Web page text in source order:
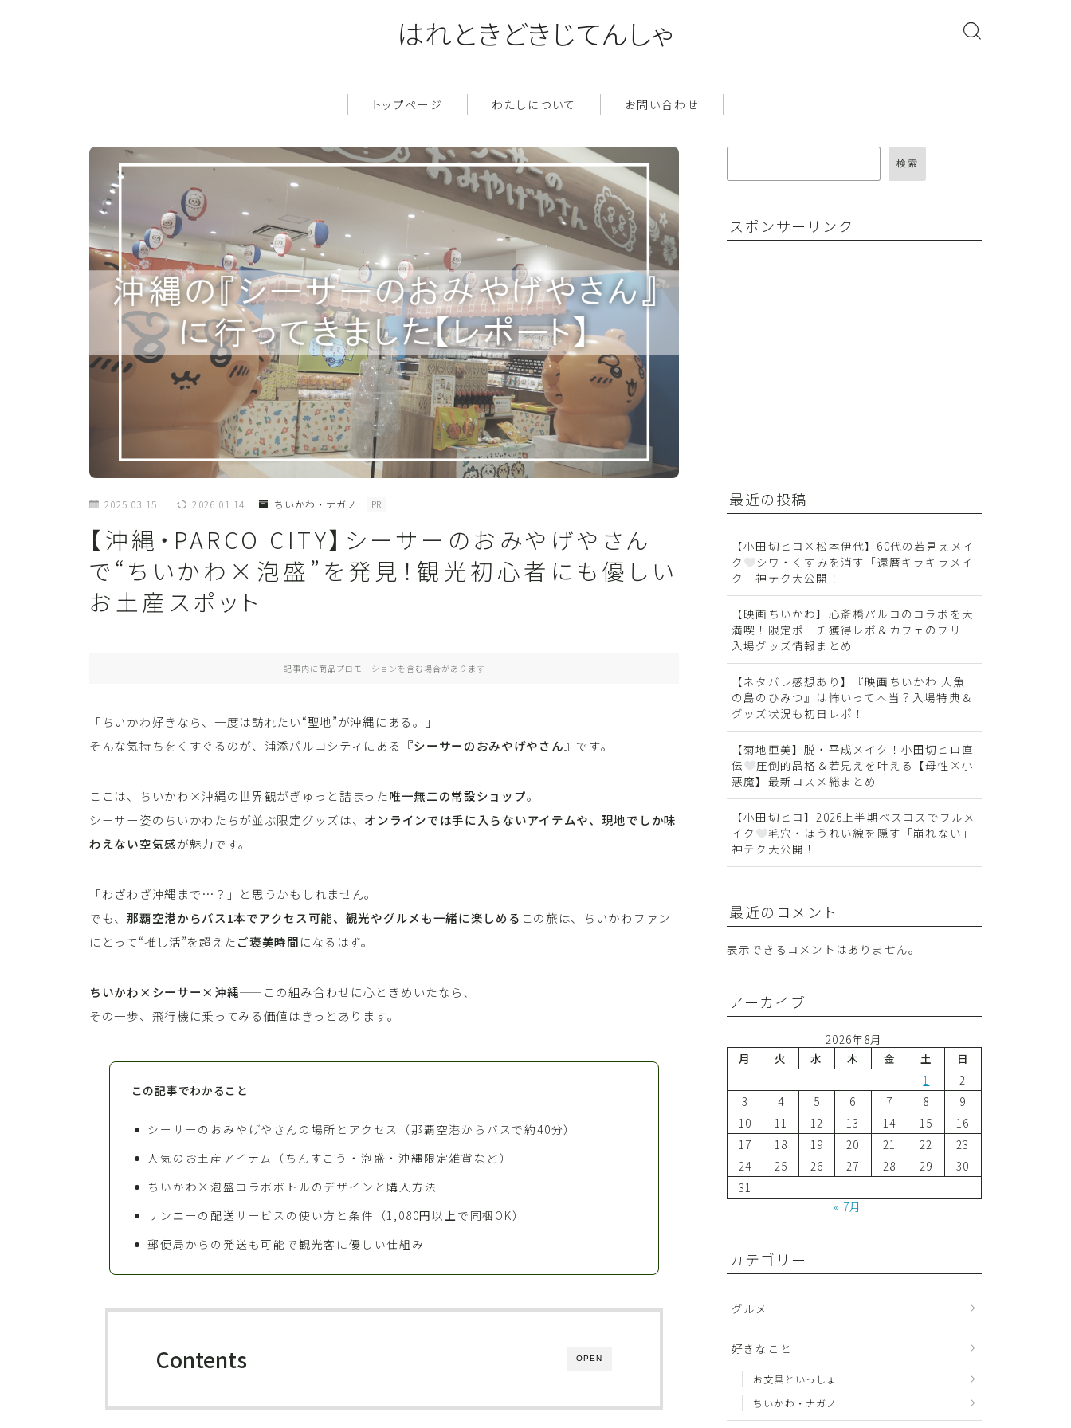
はれときどきじてんしゃ
トップページ わたしについて お問い合わせ
2025.03.15 2026.01.14 ちいかわ・ナガノ PR
【沖縄・PARCO CITY】シーサーのおみやげやさん
で“ちいかわ×泡盛”を発見！観光初心者にも優しい
お土産スポット
記事内に商品プロモーションを含む場合があります
「ちいかわ好きなら、一度は訪れたい“聖地”が沖縄にある。」
そんな気持ちをくすぐるのが、浦添パルコシティにある 『シーサーのおみやげやさん』 です。
ここは、ちいかわ×沖縄の世界観がぎゅっと詰まった唯一無二の常設ショップ。
シーサー姿のちいかわたちが並ぶ限定グッズは、 オンラインでは手に入らないアイテムや、現地でしか味
わえない空気感が魅力です。
「わざわざ沖縄まで…？」と思うかもしれません。
でも、那覇空港からバス1本でアクセス可能、観光やグルメも一緒に楽しめる この旅は、ちいかわファン
にとって“推し活”を超えたご褒美時間になるはず。
ちいかわ×シーサー×沖縄——この組み合わせに心ときめいたなら、
その一歩、飛行機に乗ってみる価値はきっとあります。
この記事でわかること
シーサーのおみやげやさんの場所とアクセス（那覇空港からバスで約40分）
人気のお土産アイテム（ちんすこう・泡盛・沖縄限定雑貨など）
ちいかわ×泡盛コラボボトルのデザインと購入方法
サンエーの配送サービスの使い方と条件（1,080円以上で同梱OK）
郵便局からの発送も可能で観光客に優しい仕組み
OPEN
Contents
検索
スポンサーリンク
最近の投稿
【小田切ヒロ×松本伊代】60代の若見えメイ
ク
シワ・くすみを消す「還暦キラキラメイ
ク」神テク大公開！
【映画ちいかわ】心斎橋パルコのコラボを大
満喫！限定ポーチ獲得レポ＆カフェのフリー
入場グッズ情報まとめ
【ネタバレ感想あり】『映画ちいかわ 人魚
の島のひみつ』は怖いって本当？入場特典＆
グッズ状況も初日レポ！
【菊地亜美】脱・平成メイク！小田切ヒロ直
伝
圧倒的品格＆若見えを叶える【母性×小
悪魔】最新コスメ総まとめ
【小田切ヒロ】2026上半期ベスコスでフルメ
イク
毛穴・ほうれい線を隠す「崩れない」
神テク大公開！
最近のコメント
表示できるコメントはありません。
アーカイブ
2026年8月
月
火 水 木 金 土
日
1
2
3
4 5 6 7 8
9
10
11 12 13 14 15
16
17
18 19 20 21 22
23
24
25 26 27 28 29
30
31
« 7月
カテゴリー
グルメ
好きなこと
お文具といっしょ
ちいかわ・ナガノ